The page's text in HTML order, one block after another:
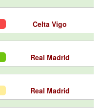
Celta Vigo
Real Madrid
Real Madrid